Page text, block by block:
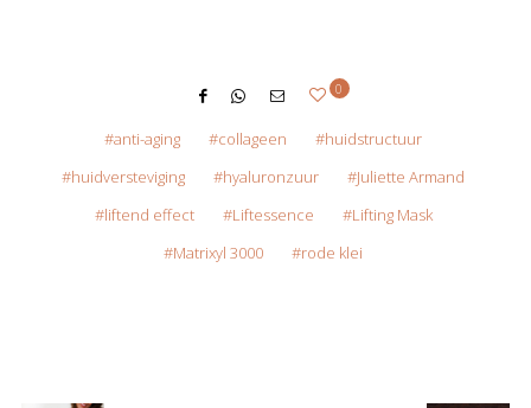
0
anti-aging collageen
huidstructuur
huidversteviging
hyaluronzuur
Juliette Armand
liftend effect
Liftessence
Lifting Mask
Matrixyl 3000
rode klei